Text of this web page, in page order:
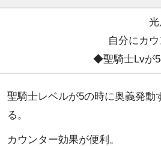
自分にカ
◆聖騎士Lvが5
聖騎士レベルが5の時に奥義発動
る。
カウンター効果が便利。